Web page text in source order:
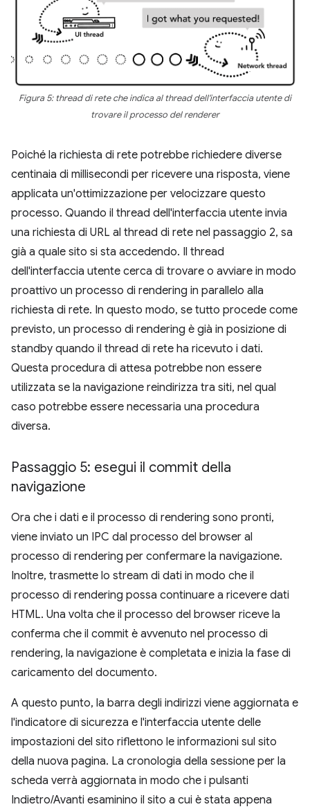
Figura 5: thread di rete che indica al thread dell'interfaccia utente di
trovare il processo del renderer
Poiché la richiesta di rete potrebbe richiedere diverse
centinaia di millisecondi per ricevere una risposta, viene
applicata un'ottimizzazione per velocizzare questo
processo. Quando il thread dell'interfaccia utente invia
una richiesta di URL al thread di rete nel passaggio 2, sa
già a quale sito si sta accedendo. Il thread
dell'interfaccia utente cerca di trovare o avviare in modo
proattivo un processo di rendering in parallelo alla
richiesta di rete. In questo modo, se tutto procede come
previsto, un processo di rendering è già in posizione di
standby quando il thread di rete ha ricevuto i dati.
Questa procedura di attesa potrebbe non essere
utilizzata se la navigazione reindirizza tra siti, nel qual
caso potrebbe essere necessaria una procedura
diversa.
Passaggio 5: esegui il commit della
navigazione
Ora che i dati e il processo di rendering sono pronti,
viene inviato un IPC dal processo del browser al
processo di rendering per confermare la navigazione.
Inoltre, trasmette lo stream di dati in modo che il
processo di rendering possa continuare a ricevere dati
HTML. Una volta che il processo del browser riceve la
conferma che il commit è avvenuto nel processo di
rendering, la navigazione è completata e inizia la fase di
caricamento del documento.
A questo punto, la barra degli indirizzi viene aggiornata e
l'indicatore di sicurezza e l'interfaccia utente delle
impostazioni del sito riflettono le informazioni sul sito
della nuova pagina. La cronologia della sessione per la
scheda verrà aggiornata in modo che i pulsanti
Indietro/Avanti esaminino il sito a cui è stata appena